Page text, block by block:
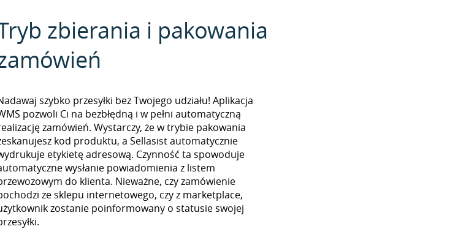
zbierania i pakowania
szybko przesyłki bez Twojego udziału! Aplikacja
pozwoli Ci na bezbłędną i w pełni automatyczną
zamówień. Wystarczy, że w trybie pakowania
kod produktu, a Sellasist automatycznie
etykietę adresową. Czynność ta spowoduje
wysłanie powiadomienia z listem
do klienta. Nieważne, czy zamówienie
ze sklepu internetowego, czy z marketplace,
zostanie poinformowany o statusie swojej